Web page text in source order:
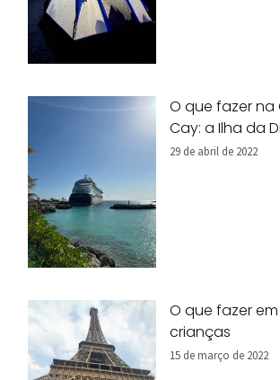
O que fazer
Cay: a Ilha da
29 de abril de 2022
O que fazer
crianças
15 de março de 2022